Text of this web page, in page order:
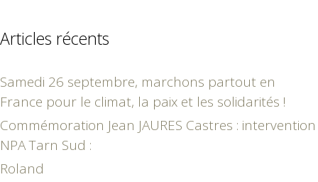
Articles récents
Samedi 26 septembre, marchons partout en
France pour le climat, la paix et les solidarités !
Commémoration Jean JAURES Castres : intervention
NPA Tarn Sud :
Roland